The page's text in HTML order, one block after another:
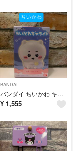
BANDAI
バンダイ ちいかわ キャライト 1個
¥ 1,555